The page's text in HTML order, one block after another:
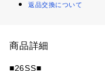
返品交換について
商品詳細
■26SS■